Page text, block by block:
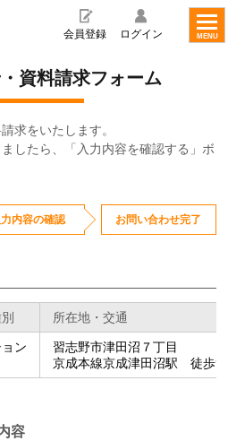
MENU
会員登録 ログイン
資料請求フォーム
求をいたします。
したら、「入力内容を確認する」ボ
力内容の確認 お問い合わせ完了
所在地・交通
ン
習志野市津田沼７丁目
京成本線京成津田沼駅 徒歩9
容